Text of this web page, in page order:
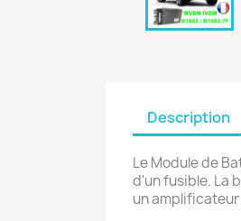
Description
Le Module de
d'un fusible. La
un